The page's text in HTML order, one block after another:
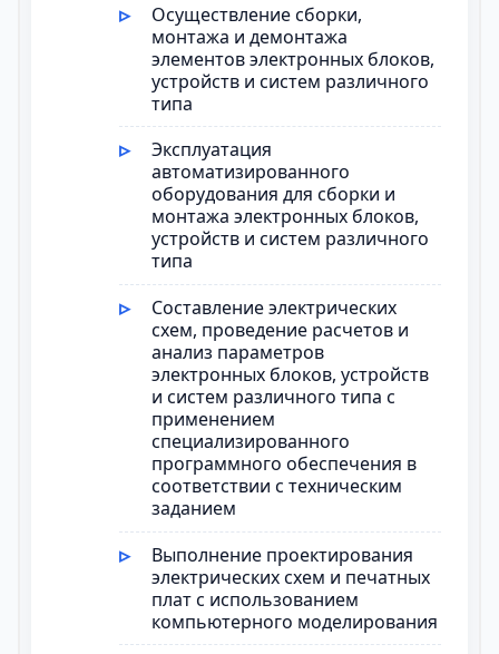
Осуществление сборки,
монтажа и демонтажа
элементов электронных блоков,
устройств и систем различного
типа
Эксплуатация
автоматизированного
оборудования для сборки и
монтажа электронных блоков,
устройств и систем различного
типа
Составление электрических
схем, проведение расчетов и
анализ параметров
электронных блоков, устройств
и систем различного типа с
применением
специализированного
программного обеспечения в
соответствии с техническим
заданием
Выполнение проектирования
электрических схем и печатных
плат с использованием
компьютерного моделирования